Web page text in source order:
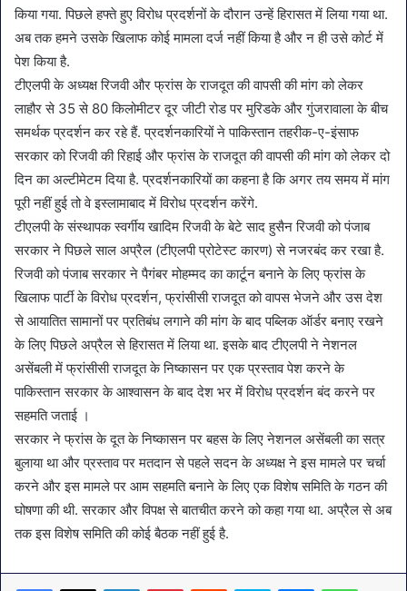
किया गया. पिछले हफ्ते हुए विरोध प्रदर्शनों के दौरान उन्हें हिरासत में लिया गया था.
अब तक हमने उसके खिलाफ कोई मामला दर्ज नहीं किया है और न ही उसे कोर्ट में
पेश किया है.
टीएलपी के अध्यक्ष रिजवी और फ्रांस के राजदूत की वापसी की मांग को लेकर
लाहौर से 35 से 80 किलोमीटर दूर जीटी रोड पर मुरिडके और गुंजरावाला के बीच
समर्थक प्रदर्शन कर रहे हैं. प्रदर्शनकारियों ने पाकिस्तान तहरीक-ए-इंसाफ
सरकार को रिजवी की रिहाई और फ्रांस के राजदूत की वापसी की मांग को लेकर दो
दिन का अल्टीमेटम दिया है. प्रदर्शनकारियों का कहना है कि अगर तय समय में मांग
पूरी नहीं हुई तो वे इस्लामाबाद में विरोध प्रदर्शन करेंगे.
टीएलपी के संस्थापक स्वर्गीय खादिम रिजवी के बेटे साद हुसैन रिजवी को पंजाब
सरकार ने पिछले साल अप्रैल (टीएलपी प्रोटेस्ट कारण) से नजरबंद कर रखा है.
रिजवी को पंजाब सरकार ने पैगंबर मोहम्मद का कार्टून बनाने के लिए फ्रांस के
खिलाफ पार्टी के विरोध प्रदर्शन, फ्रांसीसी राजदूत को वापस भेजने और उस देश
से आयातित सामानों पर प्रतिबंध लगाने की मांग के बाद पब्लिक ऑर्डर बनाए रखने
के लिए पिछले अप्रैल से हिरासत में लिया था. इसके बाद टीएलपी ने नेशनल
असेंबली में फ्रांसीसी राजदूत के निष्कासन पर एक प्रस्ताव पेश करने के
पाकिस्तान सरकार के आश्वासन के बाद देश भर में विरोध प्रदर्शन बंद करने पर
सहमति जताई ।
सरकार ने फ्रांस के दूत के निष्कासन पर बहस के लिए नेशनल असेंबली का सत्र
बुलाया था और प्रस्ताव पर मतदान से पहले सदन के अध्यक्ष ने इस मामले पर चर्चा
करने और इस मामले पर आम सहमति बनाने के लिए एक विशेष समिति के गठन की
घोषणा की थी. सरकार और विपक्ष से बातचीत करने को कहा गया था. अप्रैल से अब
तक इस विशेष समिति की कोई बैठक नहीं हुई है.